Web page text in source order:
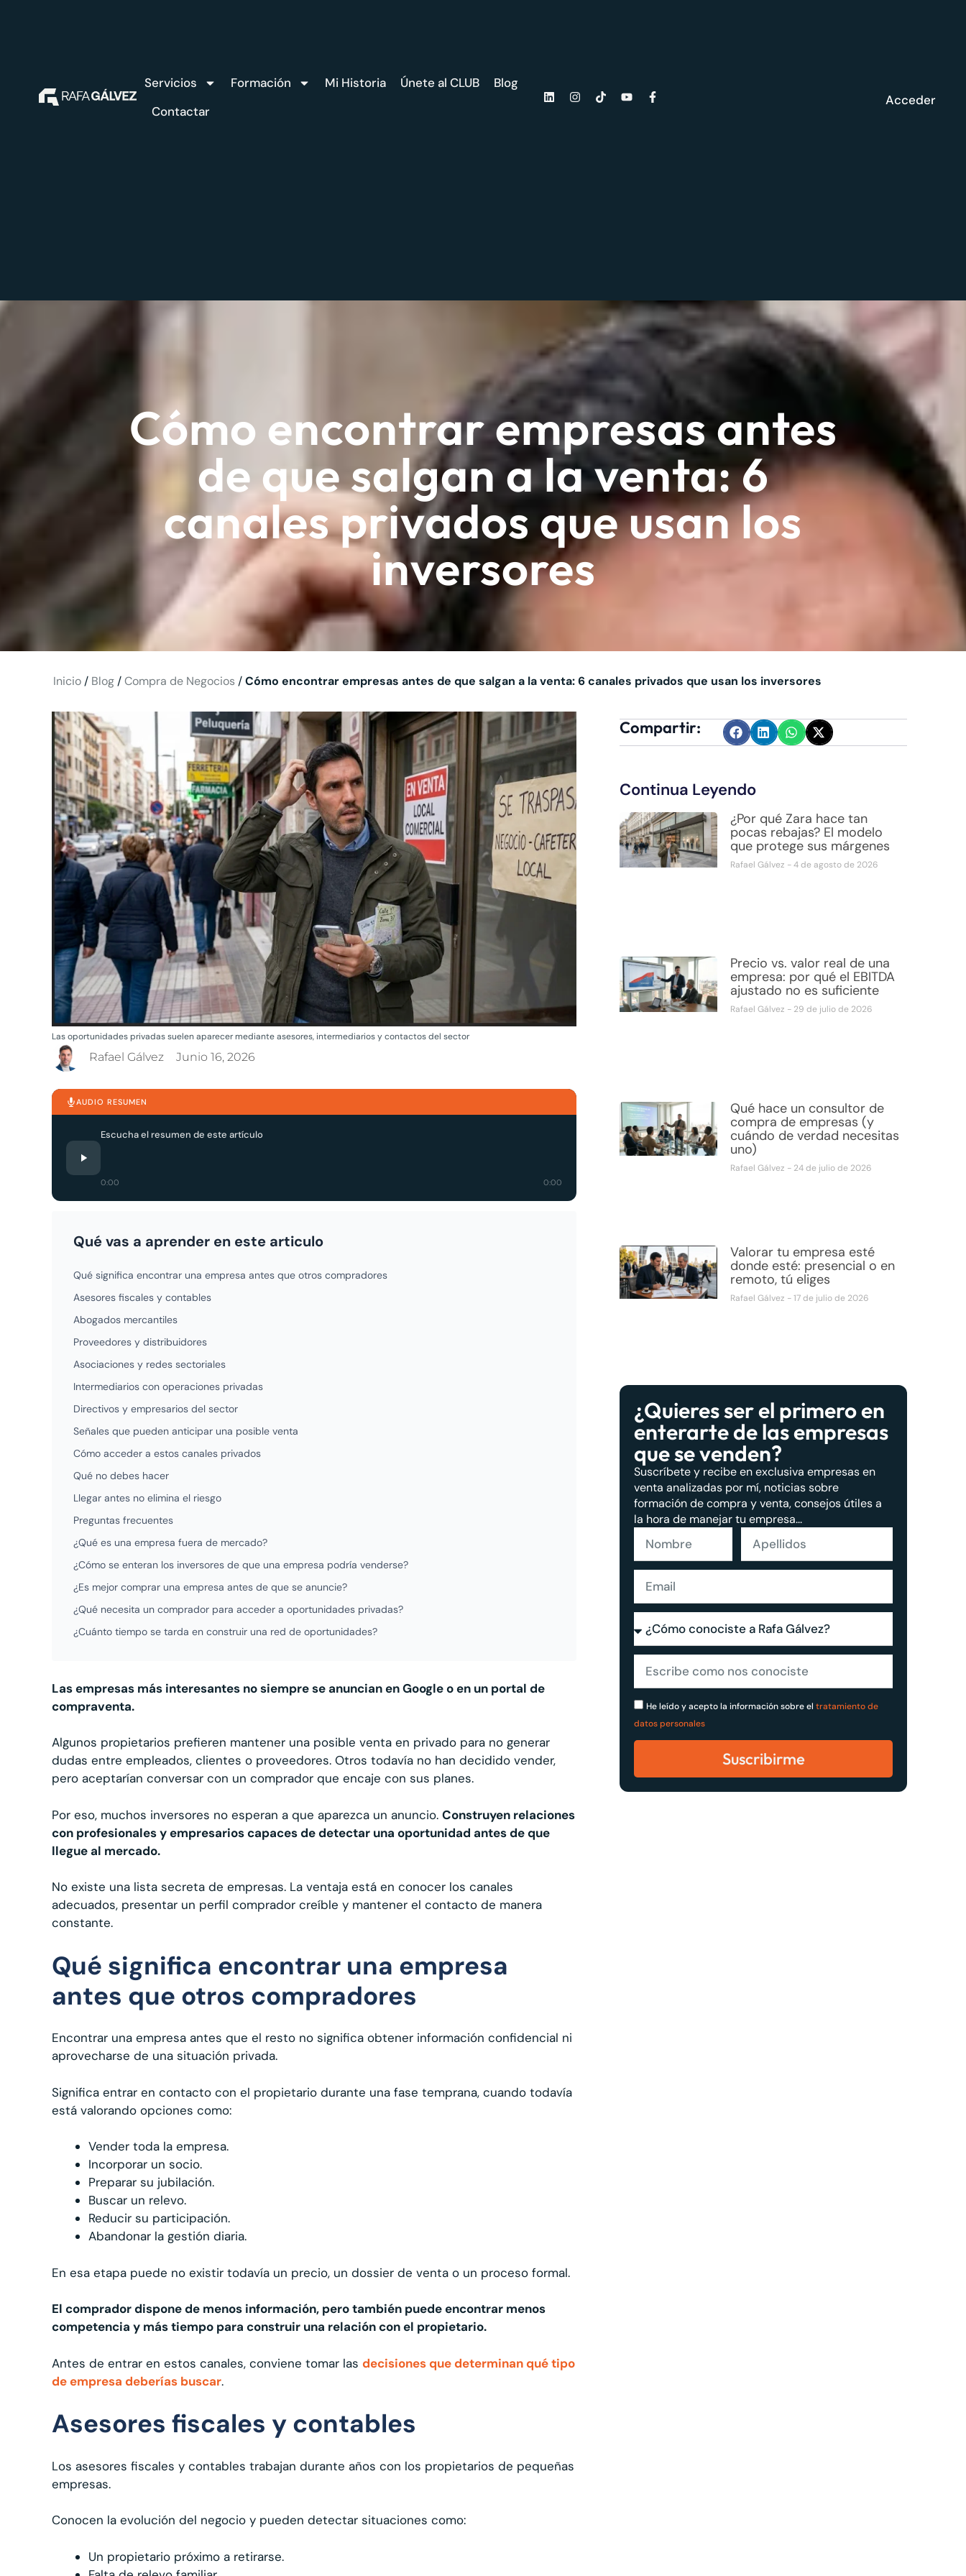
Servicios Formación Mi Historia Únete al CLUB
Blog
Contactar
Acceder
Cómo encontrar empresas antes
de que salgan a la venta: 6
canales privados que usan los
inversores
Inicio/ Blog/Compra de Negocios/Cómo encontrar empresas antes de que salgan a la venta: 6 canales privados que usan los inversores
Las oportunidades privadas suelen aparecer mediante asesores, intermediarios y contactos del sector
Rafael Gálvez Junio 16, 2026
AUDIO RESUMEN
Escucha el resumen de este artículo
0:00 0:00
Qué vas a aprender en este articulo
Qué significa encontrar una empresa antes que otros compradores
Asesores fiscales y contables
Abogados mercantiles
Proveedores y distribuidores
Asociaciones y redes sectoriales
Intermediarios con operaciones privadas
Directivos y empresarios del sector
Señales que pueden anticipar una posible venta
Cómo acceder a estos canales privados
Qué no debes hacer
Llegar antes no elimina el riesgo
Preguntas frecuentes
¿Qué es una empresa fuera de mercado?
¿Cómo se enteran los inversores de que una empresa podría venderse?
¿Es mejor comprar una empresa antes de que se anuncie?
¿Qué necesita un comprador para acceder a oportunidades privadas?
¿Cuánto tiempo se tarda en construir una red de oportunidades?
Las empresas más interesantes no siempre se anuncian en Google o en un portal de
compraventa.
Algunos propietarios prefieren mantener una posible venta en privado para no generar
dudas entre empleados, clientes o proveedores. Otros todavía no han decidido vender,
pero aceptarían conversar con un comprador que encaje con sus planes.
Por eso, muchos inversores no esperan a que aparezca un anuncio. Construyen relaciones
con profesionales y empresarios capaces de detectar una oportunidad antes de que
llegue al mercado.
No existe una lista secreta de empresas. La ventaja está en conocer los canales
adecuados, presentar un perfil comprador creíble y mantener el contacto de manera
constante.
Qué significa encontrar una empresa
antes que otros compradores
Encontrar una empresa antes que el resto no significa obtener información confidencial ni
aprovecharse de una situación privada.
Significa entrar en contacto con el propietario durante una fase temprana, cuando todavía
está valorando opciones como:
Vender toda la empresa.
Incorporar un socio.
Preparar su jubilación.
Buscar un relevo.
Reducir su participación.
Abandonar la gestión diaria.
En esa etapa puede no existir todavía un precio, un dossier de venta o un proceso formal.
El comprador dispone de menos información, pero también puede encontrar menos
competencia y más tiempo para construir una relación con el propietario.
Antes de entrar en estos canales, conviene tomar las decisiones que determinan qué tipo
de empresa deberías buscar.
Asesores fiscales y contables
Los asesores fiscales y contables trabajan durante años con los propietarios de pequeñas
empresas.
Conocen la evolución del negocio y pueden detectar situaciones como:
Un propietario próximo a retirarse.
Compartir:
Continua Leyendo
¿Por qué Zara hace tan
pocas rebajas? El modelo
que protege sus márgenes
Rafael Gálvez 4 de agosto de 2026
Precio vs. valor real de una
empresa: por qué el EBITDA
ajustado no es suficiente
Rafael Gálvez 29 de julio de 2026
Qué hace un consultor de
compra de empresas (y
cuándo de verdad necesitas
uno)
Rafael Gálvez 24 de julio de 2026
Valorar tu empresa esté
donde esté: presencial o en
remoto, tú eliges
Rafael Gálvez 17 de julio de 2026
¿Quieres ser el primero en
enterarte de las empresas
que se venden?
Suscríbete y recibe en exclusiva empresas en
venta analizadas por mí, noticias sobre
formación de compra y venta, consejos útiles a
la hora de manejar tu empresa...
He leído y acepto la información sobre el tratamiento de
datos personales
Suscribirme